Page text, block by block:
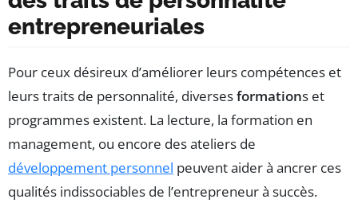
entrepreneuriales
Pour ceux désireux d’améliorer leurs compétences et
leurs traits de personnalité, diversesformations et
programmes existent. La lecture, la formation en
management, ou encore des ateliers de
développement personnel peuvent aider à ancrer ces
qualités indissociables de l’entrepreneur à succès.